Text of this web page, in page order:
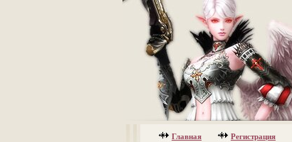
Главная Регистрация